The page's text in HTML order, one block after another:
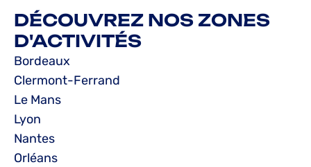
DÉCOUVREZ NOS ZONES
D'ACTIVITÉS
Bordeaux
Clermont-Ferrand
Le Mans
Lyon
Nantes
Orléans